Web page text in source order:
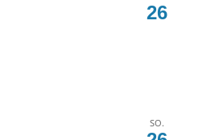
26
SO.